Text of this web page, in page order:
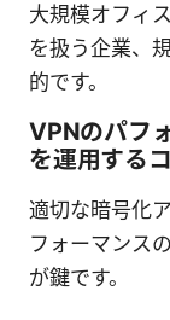
大規模オフィ
を扱う企業、
的です。
VPNのパフ
を運用する
適切な暗号化
フォーマンス
が鍵です。